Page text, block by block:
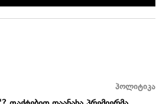
პოლიტიკა